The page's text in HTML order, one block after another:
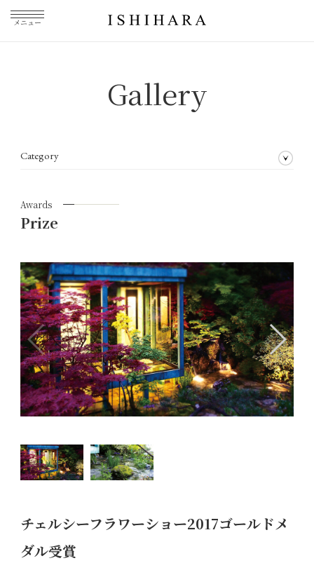
メニュー
Gallery
Category
Awards
Prize
チェルシーフラワーショー2017ゴールドメ
ダル受賞